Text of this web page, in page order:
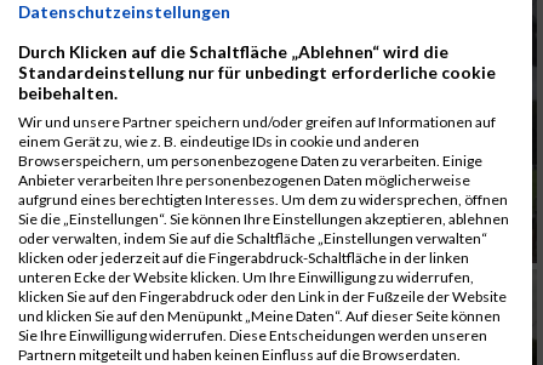
Datenschutzeinstellungen
Durch Klicken auf die Schaltfläche „Ablehnen“ wird die
Standardeinstellung nur für unbedingt erforderliche cookie
beibehalten.
Wir und unsere Partner speichern und/oder greifen auf Informationen auf
einem Gerät zu, wie z. B. eindeutige IDs in cookie und anderen
Browserspeichern, um personenbezogene Daten zu verarbeiten. Einige
Anbieter verarbeiten Ihre personenbezogenen Daten möglicherweise
aufgrund eines berechtigten Interesses. Um dem zu widersprechen, öffnen
Sie die „Einstellungen“. Sie können Ihre Einstellungen akzeptieren, ablehnen
oder verwalten, indem Sie auf die Schaltfläche „Einstellungen verwalten“
klicken oder jederzeit auf die Fingerabdruck-Schaltfläche in der linken
unteren Ecke der Website klicken. Um Ihre Einwilligung zu widerrufen,
klicken Sie auf den Fingerabdruck oder den Link in der Fußzeile der Website
und klicken Sie auf den Menüpunkt „Meine Daten“. Auf dieser Seite können
Sie Ihre Einwilligung widerrufen. Diese Entscheidungen werden unseren
Partnern mitgeteilt und haben keinen Einfluss auf die Browserdaten.